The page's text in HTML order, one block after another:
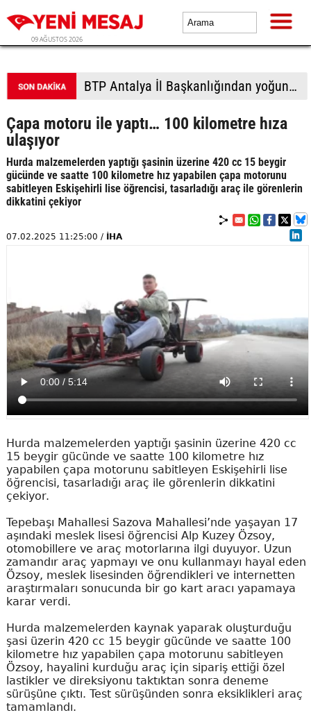
09 AĞUSTOS 2026
BTP Antalya İl Başkanlığından yoğun mesai: İl binasında ve Manavgat'ta üye buluşmaları
Çapa motoru ile yaptı… 100 kilometre hıza
ulaşıyor
Hurda malzemelerden yaptığı şasinin üzerine 420 cc 15 beygir
gücünde ve saatte 100 kilometre hız yapabilen çapa motorunu
sabitleyen Eskişehirli lise öğrencisi, tasarladığı araç ile görenlerin
dikkatini çekiyor
07.02.2025 11:25:00 / İHA
Hurda malzemelerden yaptığı şasinin üzerine 420 cc
15 beygir gücünde ve saatte 100 kilometre hız
yapabilen çapa motorunu sabitleyen Eskişehirli lise
öğrencisi, tasarladığı araç ile görenlerin dikkatini
çekiyor.
Tepebaşı Mahallesi Sazova Mahallesi’nde yaşayan 17
aşındaki meslek lisesi öğrencisi Alp Kuzey Özsoy,
otomobillere ve araç motorlarına ilgi duyuyor. Uzun
zamandır araç yapmayı ve onu kullanmayı hayal eden
Özsoy, meslek lisesinden öğrendikleri ve internetten
araştırmaları sonucunda bir go kart aracı yapamaya
karar verdi.
Hurda malzemelerden kaynak yaparak oluşturduğu
şasi üzerin 420 cc 15 beygir gücünde ve saatte 100
kilometre hız yapabilen çapa motorunu sabitleyen
Özsoy, hayalini kurduğu araç için sipariş ettiği özel
lastikler ve direksiyonu taktıktan sonra deneme
sürüşüne çıktı. Test sürüşünden sonra eksiklikleri araç
tamamlandı.